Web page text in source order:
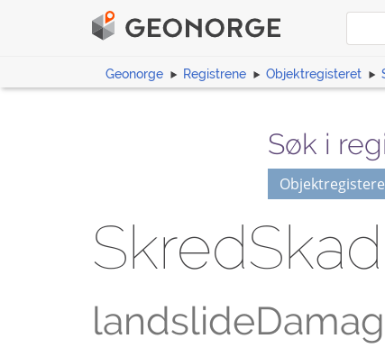
Geonorge Registrene Objektregisteret
Søk i